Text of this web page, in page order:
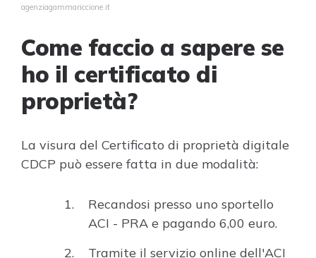
agenziagammariccione.it
Come faccio a sapere se
ho il certificato di
proprietà?
La visura del Certificato di proprietà digitale
CDCP può essere fatta in due modalità:
Recandosi presso uno sportello
ACI - PRA e pagando 6,00 euro.
Tramite il servizio online dell'ACI